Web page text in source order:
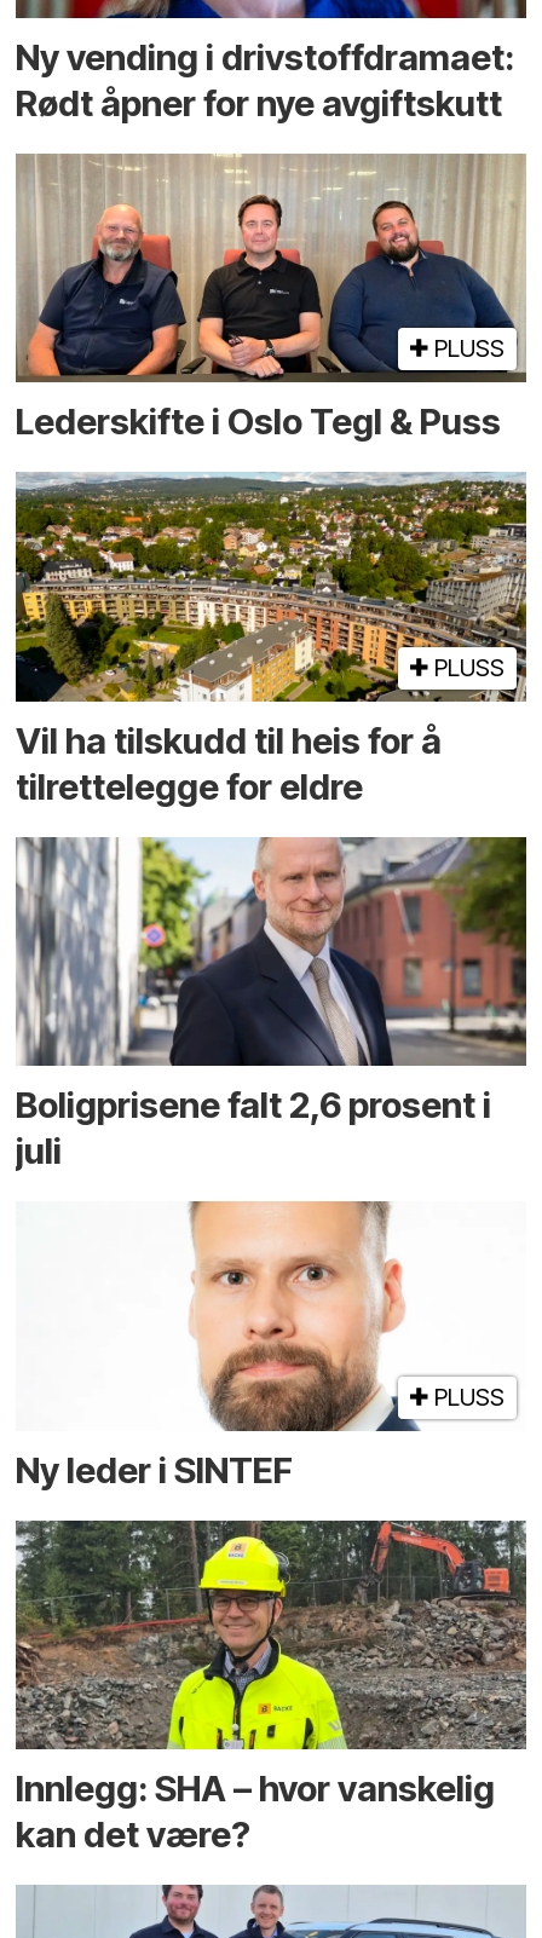
Ny vending i drivstoffdramaet:
Rødt åpner for nye avgiftskutt
PLUSS
Lederskifte i Oslo Tegl & Puss
PLUSS
Vil ha tilskudd til heis for å
tilrettelegge for eldre
Boligprisene falt 2,6 prosent i
juli
PLUSS
Ny leder i SINTEF
Innlegg: SHA – hvor vanskelig
kan det være?